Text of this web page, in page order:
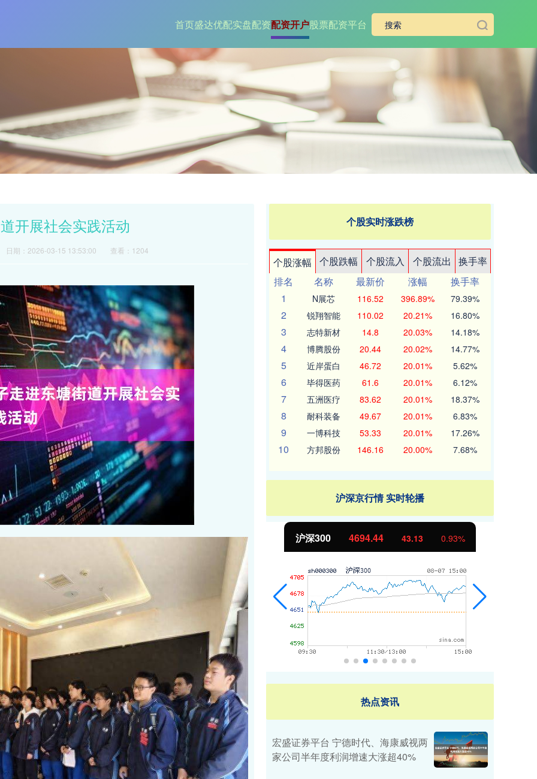
首页盛达优配实盘配资配资开户股票配资平台
开展社会实践活动
日期：2026-03-15 13:53:00 查看：1204
个股实时涨跌榜
个股涨幅 个股跌幅 个股流入 个股流出
换手率
排名
名称 最新价 涨幅
换手率
1
N展芯 116.52 396.89% 79.39%
2 锐翔智能 110.02 20.21% 16.80%
3 志特新材 14.8 20.03% 14.18%
4 博腾股份 20.44 20.02% 14.77%
5 近岸蛋白 46.72 20.01% 5.62%
6 毕得医药 61.6 20.01% 6.12%
7 五洲医疗 83.62 20.01% 18.37%
8 耐科装备 49.67 20.01% 6.83%
9 一博科技 53.33 20.01% 17.26%
10 方邦股份 146.16 20.00% 7.68%
沪深京行情 实时轮播
沪深300 4694.44 43.13 0.93% 北证50 1134.24 11.37 1.01%
热点资讯
宏盛证券平台 宁德时代、海康威视两
家公司半年度利润增速大涨超40%